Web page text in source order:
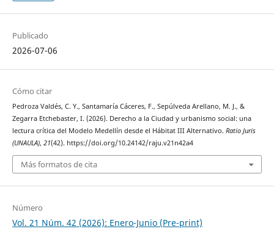
Publicado
2026-07-06
Cómo citar
Pedroza Valdés, C. Y., Santamaría Cáceres, F., Sepúlveda Arellano, M. J., &
Zegarra Etchebaster, I. (2026). Derecho a la Ciudad y urbanismo social: una
lectura crítica del Modelo Medellín desde el Hábitat III Alternativo. Ratio Juris
(UNAULA), 21(42). https://doi.org/10.24142/raju.v21n42a4
Más formatos de cita
Número
Vol. 21 Núm. 42 (2026): Enero-Junio (Pre-print)